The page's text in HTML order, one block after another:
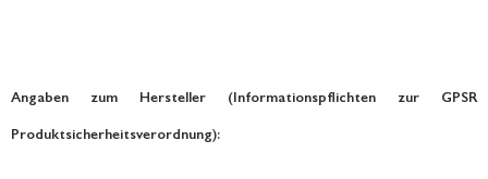
Angaben zum Hersteller (Informationspflichten zur GPSR
Produktsicherheitsverordnung):